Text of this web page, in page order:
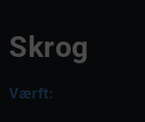
Skrog
Værft: